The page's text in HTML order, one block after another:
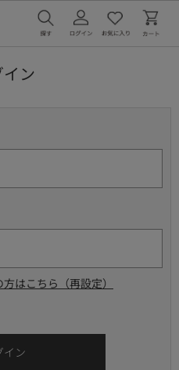
イン
はこちら（再設定）